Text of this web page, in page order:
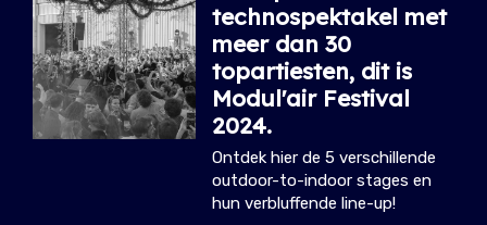
technospektakel met
meer dan 30
topartiesten, dit is
Modul'air Festival
2024.
Ontdek hier de 5 verschillende
outdoor-to-indoor stages en
hun verbluffende line-up!